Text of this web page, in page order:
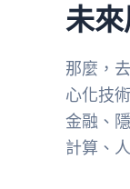
未
那麼，
心化技
金融、
計算、